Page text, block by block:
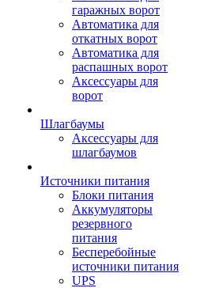
гаражных ворот
Автоматика для
откатных ворот
Автоматика для
распашных ворот
Аксессуары для
ворот
Шлагбаумы
Аксессуары для
шлагбаумов
Источники питания
Блоки питания
Аккумуляторы
резервного
питания
Бесперебойные
источники питания
UPS